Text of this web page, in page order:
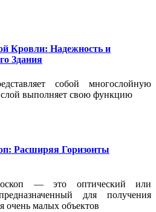
Кровли: Надежность и
Здания
собой многослойную
выполняет свою функцию
Расширяя Горизонты
— это оптический или
для получения
очень малых объектов